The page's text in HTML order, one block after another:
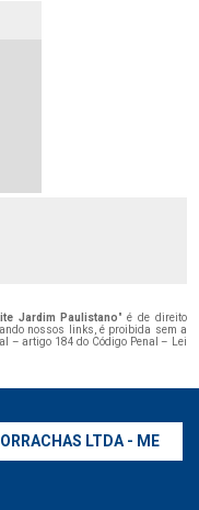
Jardim Paulistano" é de direito
nossos links, é proibida sem a
– artigo 184 do Código Penal –
Lei
LTDA - ME